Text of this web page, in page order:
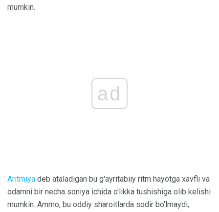
mumkin.
ad
Aritmiya deb ataladigan bu g'ayritabiiy ritm hayotga xavfli va
odamni bir necha soniya ichida o'likka tushishiga olib kelishi
mumkin. Ammo, bu oddiy sharoitlarda sodir bo'lmaydi,